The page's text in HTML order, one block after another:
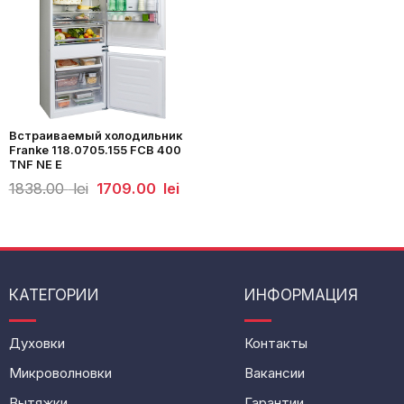
Встраиваемый холодильник
Franke 118.0705.155 FCB 400
TNF NE E
1838.00lei Первоначальная
цена
1709.00 leiТекущая
цена:
КАТЕГОРИИ
Духовки
Микроволновки
ИНФОРМАЦИЯ
Контакты
Вакансии